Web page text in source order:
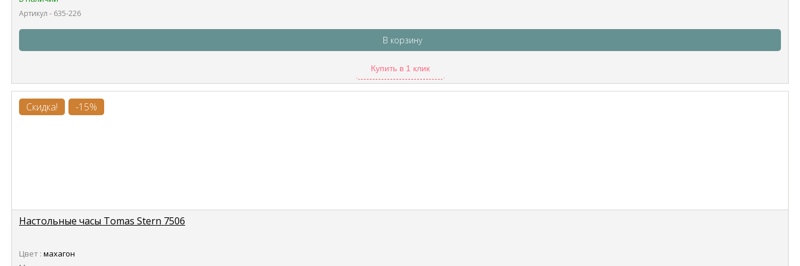
Артикул - 635-226
В корзину
Купить в 1 клик
Скидка! -15%
Настольные часы Tomas Stern 7506
Цвет : махагон